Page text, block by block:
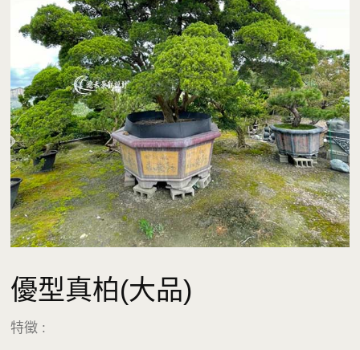
優型真柏(大品)
特徵 :